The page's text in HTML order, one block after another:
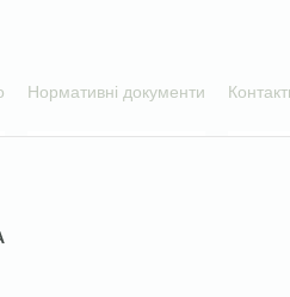
Нормативні документи